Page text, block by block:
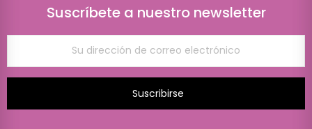
Suscríbete a nuestro newsletter
Suscribirse